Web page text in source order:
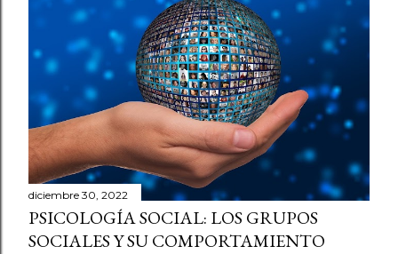
diciembre 30, 2022
PSICOLOGÍA SOCIAL: LOS GRUPOS
SOCIALES Y SU COMPORTAMIENTO